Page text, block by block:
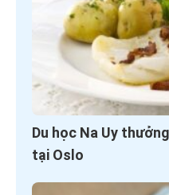
Du học Na Uy
tại Oslo